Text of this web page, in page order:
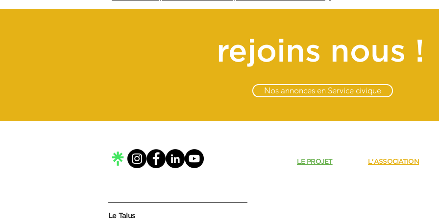
rejoins nous !
Nos annonces en Service civique
LE PROJET L'ASSOCIATION
Le Talus